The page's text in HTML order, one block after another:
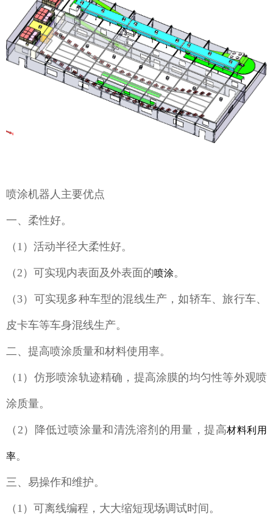
喷涂机器人主要优点
一、柔性好。
（1）活动半径大柔性好。
（2）可实现内表面及外表面的喷涂。
（3）可实现多种车型的混线生产，如轿车、旅行车、
皮卡车等车身混线生产。
二、提高喷涂质量和材料使用率。
（1）仿形喷涂轨迹精确，提高涂膜的均匀性等外观喷
涂质量。
（2）降低过喷涂量和清洗溶剂的用量，提高材料利用
率。
三、易操作和维护。
（1）可离线编程，大大缩短现场调试时间。